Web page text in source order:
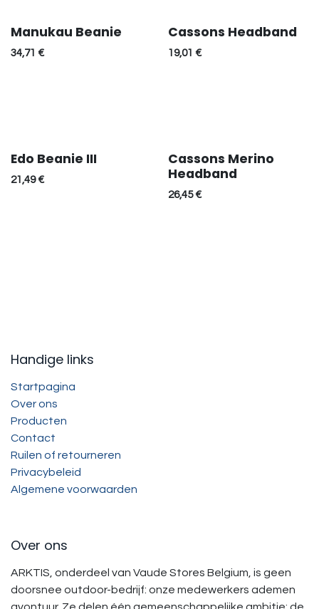
Manukau Beanie
34,71 €
Cassons Headband
19,01 €
Edo Beanie III
21,49€
Cassons Merino
Headband
26,45€
Handige links
Startpagina
Over ons
Producten
Contact
Ruilen of retourneren
Privacybeleid
Algemene voorwaarden
Over ons
ARKTIS, onderdeel van Vaude Stores Belgium, is geen
doorsnee outdoor-bedrijf: onze medewerkers ademen